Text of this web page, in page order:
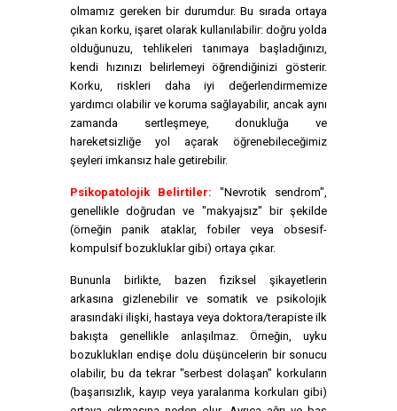
olmamız gereken bir durumdur. Bu sırada ortaya
çıkan korku, işaret olarak kullanılabilir: doğru yolda
olduğunuzu, tehlikeleri tanımaya başladığınızı,
kendi hızınızı belirlemeyi öğrendiğinizi gösterir.
Korku, riskleri daha iyi değerlendirmemize
yardımcı olabilir ve koruma sağlayabilir, ancak aynı
zamanda sertleşmeye, donukluğa ve
hareketsizliğe yol açarak öğrenebileceğimiz
şeyleri imkansız hale getirebilir.
Psikopatolojik Belirtiler: "Nevrotik sendrom",
genellikle doğrudan ve "makyajsız" bir şekilde
(örneğin panik ataklar, fobiler veya obsesif-
kompulsif bozukluklar gibi) ortaya çıkar.
Bununla birlikte, bazen fiziksel şikayetlerin
arkasına gizlenebilir ve somatik ve psikolojik
arasındaki ilişki, hastaya veya doktora/terapiste ilk
bakışta genellikle anlaşılmaz. Örneğin, uyku
bozuklukları endişe dolu düşüncelerin bir sonucu
olabilir, bu da tekrar "serbest dolaşan" korkuların
(başarısızlık, kayıp veya yaralanma korkuları gibi)